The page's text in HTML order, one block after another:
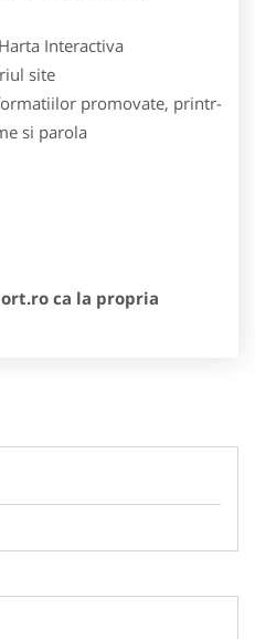
Interactiva
site
promovate, printr-
si parola
ca la propria